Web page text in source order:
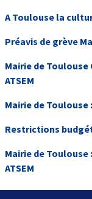
A Toulouse la
Préavis de grève
Mairie de
ATSEM
Mairie de
Restrictions
Mairie de
ATSEM